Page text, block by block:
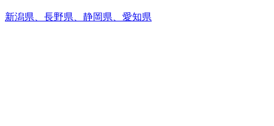
新潟県、長野県、静岡県、愛知県